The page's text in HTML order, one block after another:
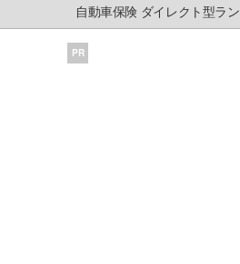
自動車保険 ダイレクト型ラ
PR